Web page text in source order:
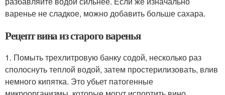
варенье не сладкое, можно добавить больше сахара.
Рецепт вина из старого варенья
1. Помыть трехлитровую банку содой, несколько раз
сполоснуть теплой водой, затем простерилизовать, влив
немного кипятка. Это убьет патогенные